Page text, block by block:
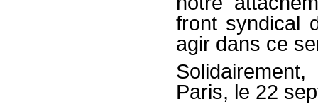
front syndical
agir dans ce
Solidairement,
Paris, le 22